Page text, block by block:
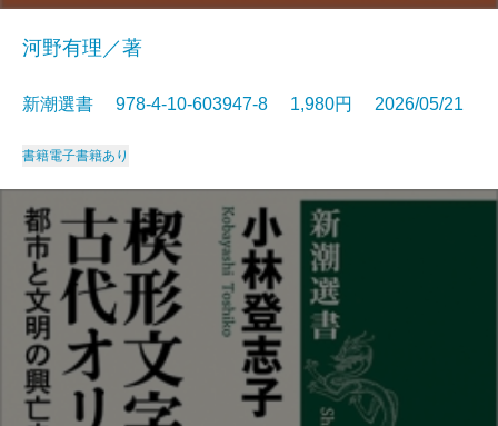
河野有理／著
新潮選書 978-4-10-603947-8 1,980円 2026/05/21
書籍電子書籍あり